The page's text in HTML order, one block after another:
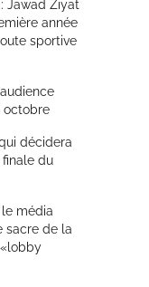
Jawad Ziyat
année
sportive
octobre
décidera
du
média
sacre de la